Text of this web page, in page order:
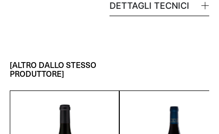
DETTAGLI TECNICI
[ALTRO DALLO STESSO
PRODUTTORE]